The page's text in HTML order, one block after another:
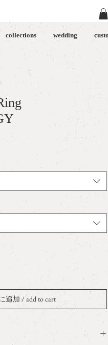
collections wedding
追加 / add to cart